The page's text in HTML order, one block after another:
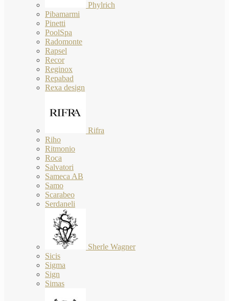
Phylrich
Pibamarmi
Pinetti
PoolSpa
Radomonte
Rapsel
Recor
Reginox
Repabad
Rexa design
Rifra
Riho
Ritmonio
Roca
Salvatori
Sameca AB
Samo
Scarabeo
Serdaneli
Sherle Wagner
Sicis
Sigma
Sign
Simas